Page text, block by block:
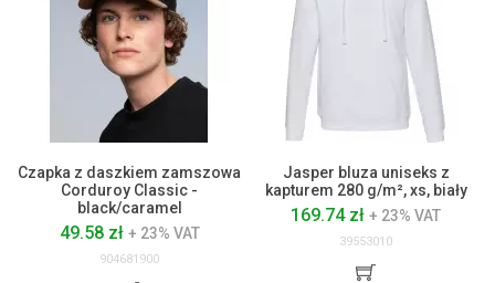
Czapka z daszkiem zamszowa
Corduroy Classic -
black/caramel
49.58 zł + 23% VAT
904681900
Jasper bluza uniseks z
kapturem 280 g/m², xs, biały
169.74 zł + 23% VAT
39553010